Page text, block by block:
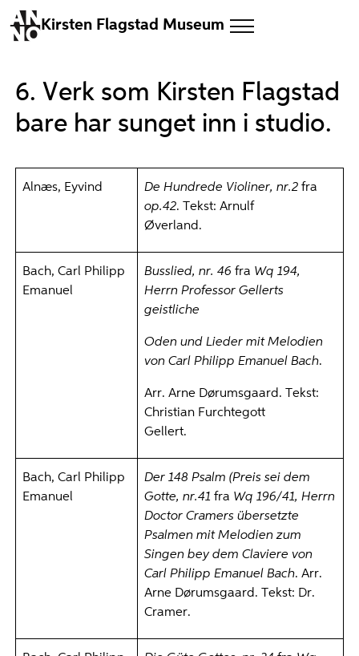
Kirsten Flagstad Museum
6. Verk som Kirsten Flagstad
bare har sunget inn i studio.
Alnæs, Eyvind De Hundrede Violiner, nr.2fra
op.42. Tekst: Arnulf
Øverland.
Bach, Carl Philipp
Emanuel
Busslied, nr. 46 fra Wq 194,
Herrn Professor Gellerts
geistliche
Oden und Lieder mit Melodien
von Carl Philipp Emanuel Bach.
Arr. Arne Dørumsgaard. Tekst:
Christian Furchtegott
Gellert.
Bach, Carl Philipp
Emanuel
Der 148 Psalm (Preis sei dem
Gotte, nr.41 fra Wq 196/41, Herrn
Doctor Cramers übersetzte
Psalmen mit Melodien zum
Singen bey dem Claviere von
Carl Philipp Emanuel Bach. Arr.
Arne Dørumsgaard. Tekst: Dr.
Cramer.